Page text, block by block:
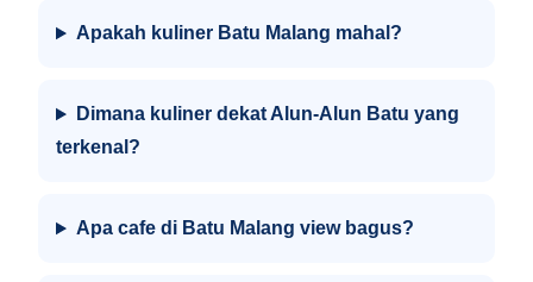
Apakah kuliner Batu Malang mahal?
Dimana kuliner dekat Alun-Alun Batu yang
terkenal?
Apa cafe di Batu Malang view bagus?